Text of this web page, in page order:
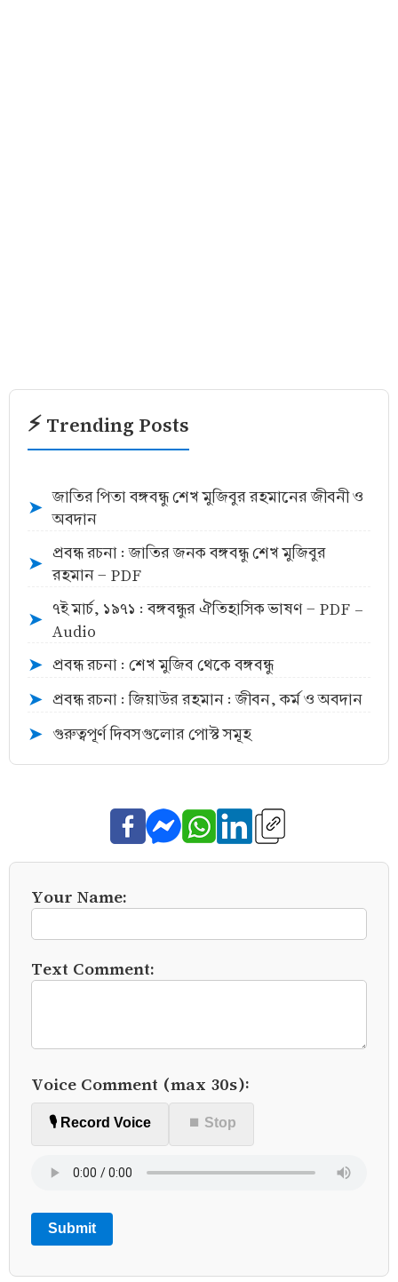
⚡ Trending Posts
➤
জাতির পিতা বঙ্গবন্ধু শেখ মুজিবুর রহমানের জীবনী ও
অবদান
➤
প্রবন্ধ রচনা : জাতির জনক বঙ্গবন্ধু শেখ মুজিবুর
রহমান - PDF
➤
৭ই মার্চ, ১৯৭১ : বঙ্গবন্ধুর ঐতিহাসিক ভাষণ - PDF -
Audio
➤ প্রবন্ধ রচনা : শেখ মুজিব থেকে বঙ্গবন্ধু
➤ প্রবন্ধ রচনা : জিয়াউর রহমান : জীবন, কর্ম ও অবদান
➤ গুরুত্বপূর্ণ দিবসগুলোর পোস্ট সমূহ
Your Name:
Text Comment:
Voice Comment (max 30s):
🎙️ Record Voice ⏹ Stop
Submit